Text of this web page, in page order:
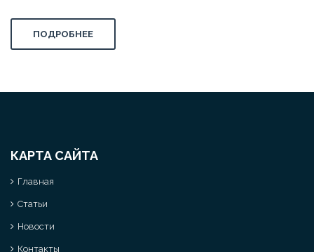
ПОДРОБНЕЕ
КАРТА САЙТА
Главная
Статьи
Новости
Контакты